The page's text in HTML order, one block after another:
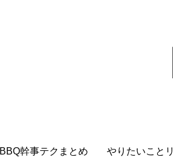
BBQ幹事テクまとめ やりたいこと